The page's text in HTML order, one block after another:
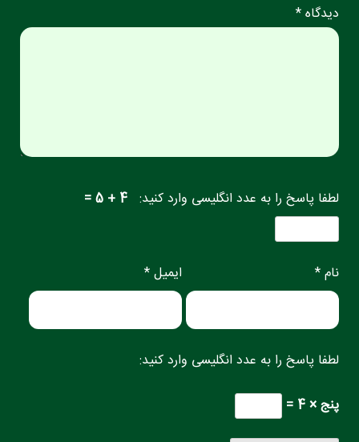
دیدگاه *
لطفا پاسخ را به عدد انگلیسی وارد کنید: 4 + 5 =
نام * ایمیل *
لطفا پاسخ را به عدد انگلیسی وارد کنید:
پنج × 4 =